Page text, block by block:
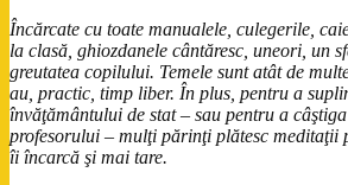
Încărcate cu toate manualele, culegerile,
la clasă, ghiozdanele cântăresc, uneori, un
greutatea copilului. Temele sunt atât de
au, practic, timp liber. În plus, pentru a
învăţământului de stat – sau pentru a
profesorului – mulţi părinţi plătesc meditaţii
îi încarcă şi mai tare.